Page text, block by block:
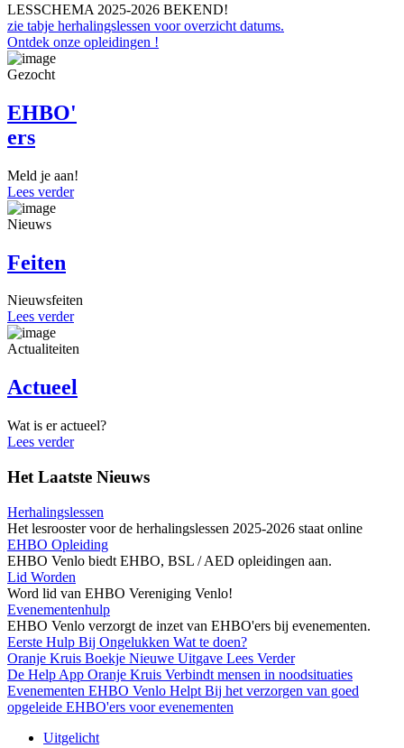
LESSCHEMA 2025-2026 BEKEND!
zie tabje herhalingslessen voor overzicht datums.
Ontdek onze opleidingen !
Gezocht
EHBO'
ers
Meld je aan!
Lees verder
Nieuws
Feiten
Nieuwsfeiten
Lees verder
Actualiteiten
Actueel
Wat is eractueel?
Lees verder
Het Laatste Nieuws
Herhalingslessen
Het lesrooster voor de herhalingslessen 2025-2026 staat online
EHBO Opleiding
EHBO Venlo biedt EHBO, BSL / AED opleidingen aan.
Lid Worden
Word lid van EHBO Vereniging Venlo!
Evenementenhulp
EHBO Venlo verzorgt de inzet van EHBO'ers bij evenementen.
Eerste Hulp Bij Ongelukken Wat te doen?
Oranje Kruis Boekje Nieuwe Uitgave Lees Verder
De Help App Oranje Kruis Verbindt mensen in noodsituaties
Evenementen EHBO Venlo Helpt Bij het verzorgen van goed
opgeleide EHBO'ers voor evenementen
Uitgelicht